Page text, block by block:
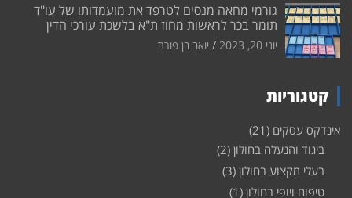
גורמי מחאה מנסים לטרפד את מועמדותו של עו"ד
תומר בכר לראשות מחוז ת"א בלשכת עורכי הדין
יוני 20, 2023 יואב בן פורת
קטגוריות
אינדקס עסקים (21)
ביגוד והנעלה בחולון (2)
בעלי מקצוע בחולון (3)
טיפוח ויופי בחולון (1)